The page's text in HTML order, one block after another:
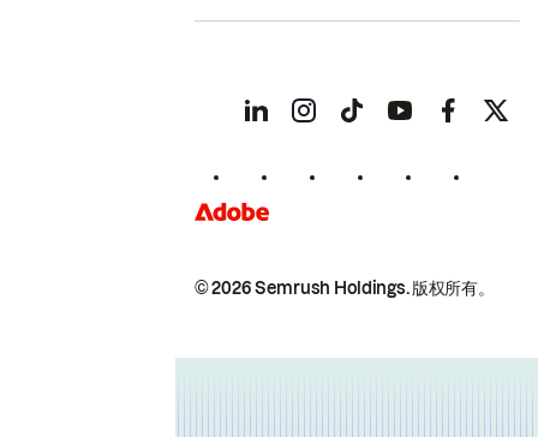
© 2026 Semrush Holdings.版权所有。